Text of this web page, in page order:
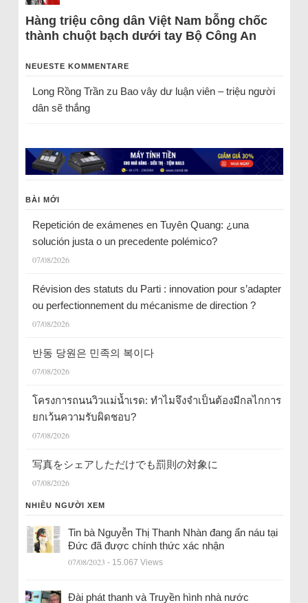
Hàng triệu công dân Việt Nam bỗng chốc
thành chuột bạch dưới tay Bộ Công An
NEUESTE KOMMENTARE
Long Rồng Trầnzu Bao vây dư luận viên – triệu người
dân sẽ thắng
BÀI MỚI
Repetición de exámenes en Tuyên Quang: ¿una
solución justa o un precedente polémico?
07/08/2026
Révision des statuts du Parti : innovation pour s’adapter
ou perfectionnement du mécanisme de direction ?
07/08/2026
반동 당원은 민족의 복이다
07/08/2026
โครงการถนนวิวแม่น้ำเรด: ทำไมจึงจำเป็นต้องมีกลไกการ
ยกเว้นความรับผิดชอบ?
07/08/2026
写真をシェアしただけでも罰則の対象に
07/08/2026
NHIỀU NGƯỜI XEM
Tin bà Nguyễn Thị Thanh Nhàn đang ẩn náu tại
Đức đã được chính thức xác nhận
07/08/2023 - 15.067 Views
Đài phát thanh và Truyền hình nhà nước